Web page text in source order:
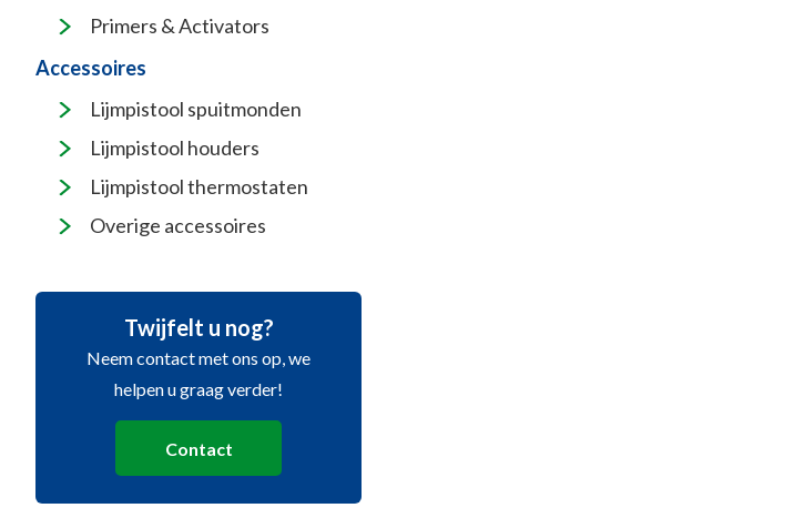
Primers & Activators
Accessoires
Lijmpistool spuitmonden
Lijmpistool houders
Lijmpistool thermostaten
Overige accessoires
Twijfelt u nog?
Neem contact met ons op, we
helpen u graag verder!
Contact